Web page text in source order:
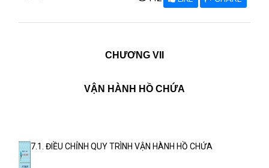
CHƯƠNG VII
VẬN HÀNH HỒ CHỨA
7.1. ĐIỀU CHỈNH QUY TRÌNH VẬN HÀNH HỒ CHỨA